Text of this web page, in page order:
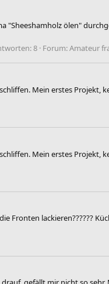
"Sheeshamholz ölen"
8 Forum:Amateur
Mein erstes Projekt,
Mein erstes Projekt,
Fronten lackieren??????